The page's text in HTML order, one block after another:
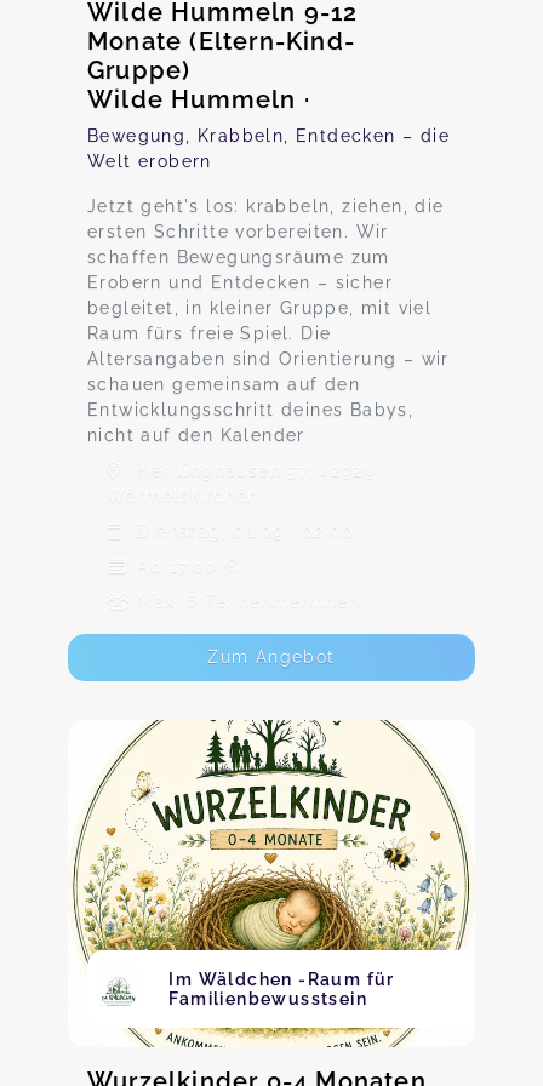
Wilde Hummeln 9-12
Monate (Eltern-Kind-
Gruppe)
Wilde Hummeln ·
Bewegung, Krabbeln, Entdecken – die
Welt erobern
Jetzt geht's los: krabbeln, ziehen, die
ersten Schritte vorbereiten. Wir
schaffen Bewegungsräume zum
Erobern und Entdecken – sicher
begleitet, in kleiner Gruppe, mit viel
Raum fürs freie Spiel. Die
Altersangaben sind Orientierung – wir
schauen gemeinsam auf den
Entwicklungsschritt deines Babys,
nicht auf den Kalender
Herrlinghausen 57, 42929
Wermelskirchen
Dienstag, 01.09., 02:00
Ab 17,00 €
Max. 6 TeilnehmerInnen
Zum Angebot
Im Wäldchen -Raum für
Familienbewusstsein